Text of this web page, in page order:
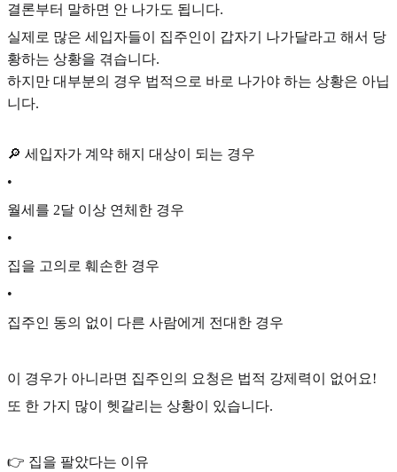
결론부터 말하면 안 나가도 됩니다.
실제로 많은 세입자들이 집주인이 갑자기 나가달라고 해서 당
황하는 상황을 겪습니다.
하지만 대부분의 경우 법적으로 바로 나가야 하는 상황은 아닙
니다.
🔎 세입자가 계약 해지 대상이 되는 경우
•
월세를 2달 이상 연체한 경우
•
집을 고의로 훼손한 경우
•
집주인 동의 없이 다른 사람에게 전대한 경우
이 경우가 아니라면 집주인의 요청은 법적 강제력이 없어요!
또 한 가지 많이 헷갈리는 상황이 있습니다.
👉 집을 팔았다는 이유